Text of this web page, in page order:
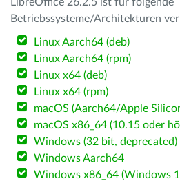
Betriebssysteme/Architekturen
Linux Aarch64 (deb)
Linux Aarch64 (rpm)
Linux x64 (deb)
Linux x64 (rpm)
macOS (Aarch64/Apple
macOS x86_64 (10.15 oder
Windows (32 bit, deprecated)
Windows Aarch64
Windows x86_64 (Windows